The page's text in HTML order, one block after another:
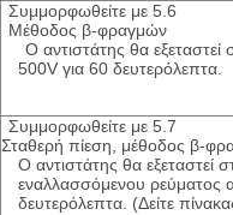
Συμμορφωθείτε με 5.6
Μέθοδος β-φραγμών
Ο αντιστάτης θα
500V για 60 δευτερόλεπτα.
Συμμορφωθείτε με 5.7
Σταθερή πίεση, μέθοδος β-
Ο αντιστάτης θα εξεταστεί
εναλλασσόμενου ρεύματος
δευτερόλεπτα. (Δείτε